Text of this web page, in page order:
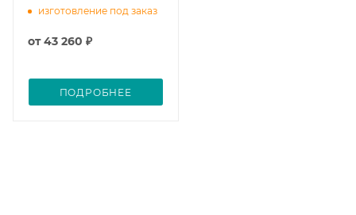
изготовление под заказ
от43 260 ₽
ПОДРОБНЕЕ